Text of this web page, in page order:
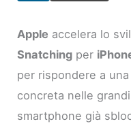
Apple accelera lo
Snatching per
per rispondere a
concreta nelle
smartphone già